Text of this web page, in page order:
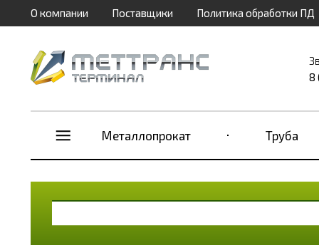
О компании Поставщики Политика обработки ПД
8
Металлопрокат Труба